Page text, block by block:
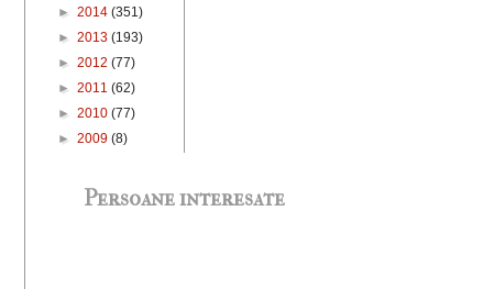
► 2014 (351)
► 2013 (193)
► 2012 (77)
► 2011 (62)
► 2010 (77)
► 2009 (8)
Persoane interesate